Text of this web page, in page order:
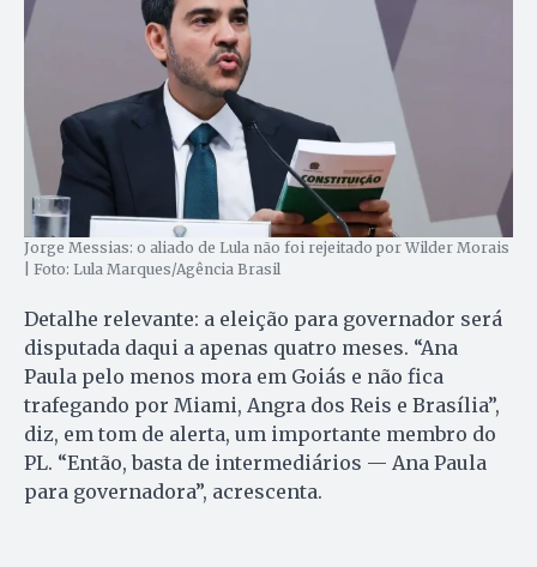
Jorge Messias: o aliado de Lula não foi rejeitado por Wilder Morais
| Foto: Lula Marques/Agência Brasil
Detalhe relevante: a eleição para governador será
disputada daqui a apenas quatro meses. “Ana
Paula pelo menos mora em Goiás e não fica
trafegando por Miami, Angra dos Reis e Brasília”,
diz, em tom de alerta, um importante membro do
PL. “Então, basta de intermediários — Ana Paula
para governadora”, acrescenta.